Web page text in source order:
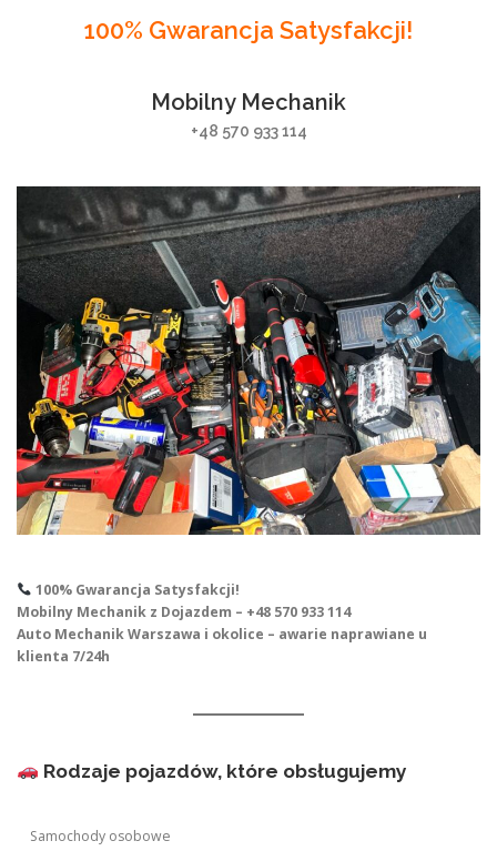
100% Gwarancja Satysfakcji!
Mobilny Mechanik
+48 570 933 114
100% Gwarancja Satysfakcji!
Mobilny Mechanik z Dojazdem – +48 570 933 114
Auto Mechanik Warszawa i okolice – awarie naprawiane u
klienta 7/24h
Rodzaje pojazdów, które obsługujemy
Samochody osobowe